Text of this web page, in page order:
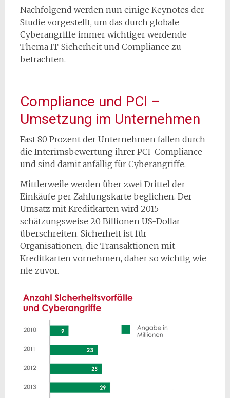
Nachfolgend werden nun einige Keynotes der
Studie vorgestellt, um das durch globale
Cyberangriffe immer wichtiger werdende
Thema IT-Sicherheit und Compliance zu
betrachten.
Compliance und PCI –
Umsetzung im Unternehmen
Fast 80 Prozent der Unternehmen fallen durch
die Interimsbewertung ihrer PCI-Compliance
und sind damit anfällig für Cyberangriffe.
Mittlerweile werden über zwei Drittel der
Einkäufe per Zahlungskarte beglichen. Der
Umsatz mit Kreditkarten wird 2015
schätzungsweise 20 Billionen US-Dollar
überschreiten. Sicherheit ist für
Organisationen, die Transaktionen mit
Kreditkarten vornehmen, daher so wichtig wie
nie zuvor.